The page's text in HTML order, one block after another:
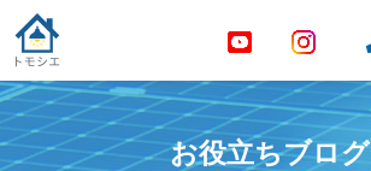
お役立ちブログ